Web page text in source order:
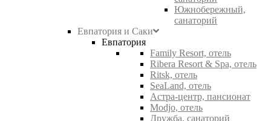
Южнобережный,
санаторий
Евпатория и Саки
Евпатория
Family Resort, отель
Ribera Resort & Spa, отель
Ritsk, отель
SeaLand, отель
Астра-центр, пансионат
Modjo, отель
Дружба, санаторий